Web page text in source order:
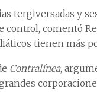
tergiversadas y
control, comentó
tienen más
Contralínea,